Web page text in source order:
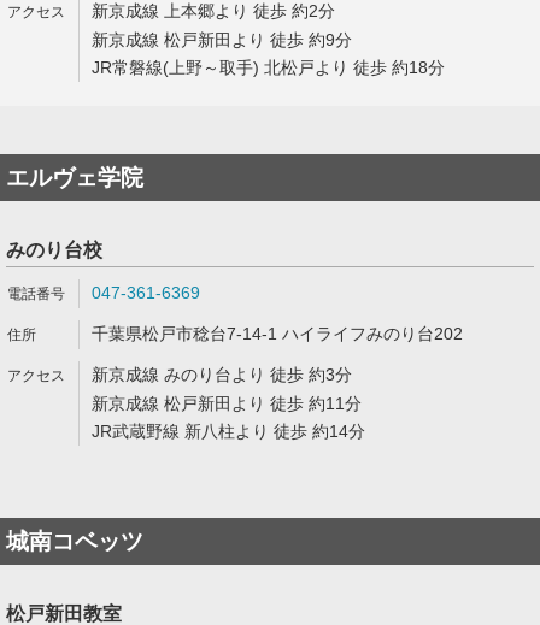
新京成線 上本郷より 徒歩 約2分
新京成線 松戸新田より 徒歩 約9分
JR常磐線(上野～取手) 北松戸より 徒歩 約18分
エルヴェ学院
みのり台校
047-361-6369
千葉県松戸市稔台7-14-1 ハイライフみのり台202
新京成線 みのり台より 徒歩 約3分
新京成線 松戸新田より 徒歩 約11分
JR武蔵野線 新八柱より 徒歩 約14分
城南コベッツ
松戸新田教室